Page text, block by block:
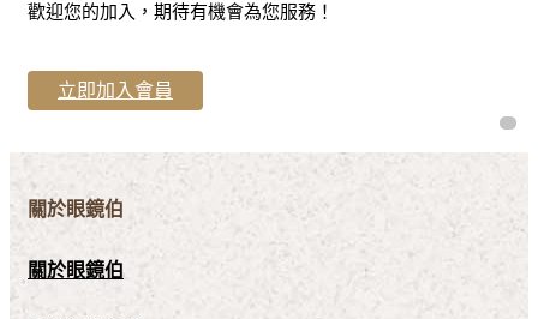
歡迎您的加入，期待有機會為您服務！
立即加入會員
關於眼鏡伯
關於眼鏡伯